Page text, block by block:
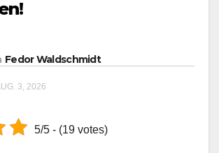
Fedor Waldschmidt
3, 2026
5/5 - (19 votes)